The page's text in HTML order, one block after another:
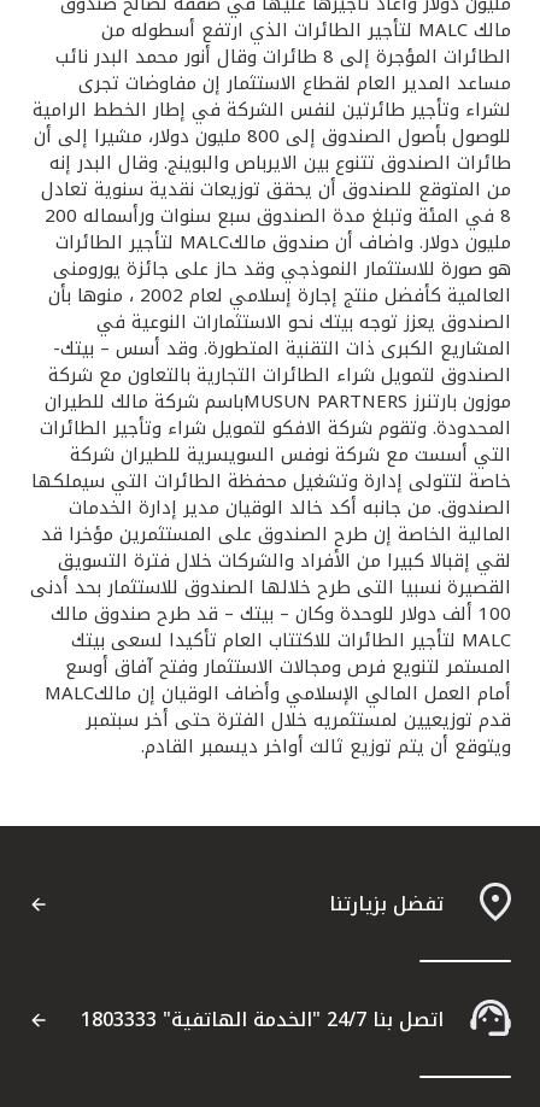
خدمات ما بعد البيع
اتصل بنا
مواقع الفروع وأجهزة الصرف الآلي
ألمانيا
ماليزيا
تركيا
مصر
المملكة المتحدة
مملكة البحرين
مالك MALC لتأجير الطائرات الذي ارتفع أسطوله من
الطائرات المؤجرة إلى 8 طائرات وقال أنور محمد البدر نائب
مساعد المدير العام لقطاع الاستثمار إن مفاوضات تجرى
لشراء وتأجير طائرتين لنفس الشركة في إطار الخطط الرامية
للوصول بأصول الصندوق إلى 800 مليون دولار، مشيرا إلى أن
طائرات الصندوق تتنوع بين الايرباص والبوينج. وقال البدر إنه
من المتوقع للصندوق أن يحقق توزيعات نقدية سنوية تعادل
8 في المئة وتبلغ مدة الصندوق سبع سنوات ورأسماله 200
مليون دولار. واضاف أن صندوق مالكMALC لتأجير الطائرات
هو صورة للاستثمار النموذجي وقد حاز على جائزة يورومنى
العالمية كأفضل منتج إجارة إسلامي لعام 2002 ، منوها بأن
الصندوق يعزز توجه بيتك نحو الاستثمارات النوعية في
المشاريع الكبرى ذات التقنية المتطورة. وقد أسس – بيتك-
الصندوق لتمويل شراء الطائرات التجارية بالتعاون مع شركة
موزون بارتنرز MUSUN PARTNERSباسم شركة مالك للطيران
المحدودة. وتقوم شركة الافكو لتمويل شراء وتأجير الطائرات
التي أسست مع شركة نوفس السويسرية للطيران شركة
خاصة لتتولى إدارة وتشغيل محفظة الطائرات التي سيملكها
الصندوق. من جانبه أكد خالد الوقيان مدير إدارة الخدمات
المالية الخاصة إن طرح الصندوق على المستثمرين مؤخرا قد
لقي إقبالا كبيرا من الأفراد والشركات خلال فترة التسويق
القصيرة نسبيا التى طرح خلالها الصندوق للاستثمار بحد أدنى
100 ألف دولار للوحدة وكان – بيتك – قد طرح صندوق مالك
MALC لتأجير الطائرات للاكتتاب العام تأكيدا لسعى بيتك
المستمر لتنويع فرص ومجالات الاستثمار وفتح آفاق أوسع
أمام العمل المالي الإسلامي وأضاف الوقيان إن مالكMALC
قدم توزيعيين لمستثمريه خلال الفترة حتى أخر سبتمبر
ويتوقع أن يتم توزيع ثالث أواخر ديسمبر القادم.
تفضل بزيارتنا
اتصل بنا 24/7 "الخدمة الهاتفية" 1803333